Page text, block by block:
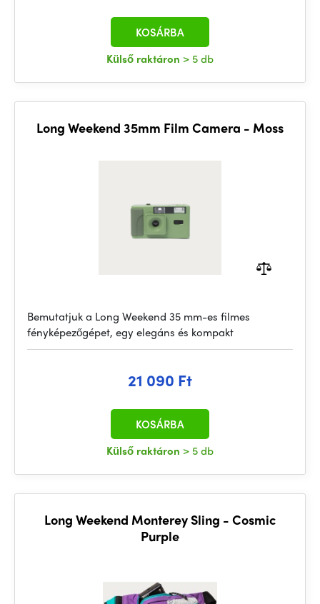
Külső raktáron > 5 db
KOSÁRBA
Long Weekend 35mm Film Camera - Moss
Bemutatjuk a Long Weekend 35 mm-es filmes
fényképezőgépet, egy elegáns és kompakt
21 090 Ft
Külső raktáron > 5 db
KOSÁRBA
Long Weekend Monterey Sling - Cosmic
Purple